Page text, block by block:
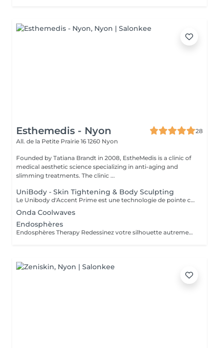
Esthemedis - Nyon
28
All. de la Petite Prairie 16 1260 Nyon
Founded by Tatiana Brandt in 2008, EstheMedis is a clinic of
medical aesthetic science specializing in anti-aging and
slimming treatments. The clinic ...
UniBody - Skin Tightening & Body Sculpting
Le Unibody d'Accent Prime est une technologie de pointe conçue spécifiquement pour le traitement du relâchement cutané du corps. Grâce à une tête exclusive Unibody, ce dispositif utilise la radiofréquence unipolaire pour stimuler en profondeur la production de collagène. Ce traitement cible efficacement les bras, le ventre, les cuisses, les fesses et toutes les zones où la peau tend à se relâcher, afin de raffermir et tonifier visiblement l'aspect cutané. Effets visibles et durables : Rétraction immédiate des fibres de collagène pour une peau plus ferme Activation des fibroblastes pour un raffermissement progressif et durable Séance rapide, confortable et sans éviction sociale Idéal pour celles et ceux qui souhaitent retrouver une peau plus tonique et lisse, sans chirurgie ni injections.
Onda Coolwaves
Endosphères
Endosphères Therapy Redessinez votre silhouette autrement Et si votre corps retrouvait légèreté, tonicité et harmonie sans effort brutal ? L'Endosphères Therapy repose sur une technologie brevetée unique : 55 sphères qui viennent stimuler les tissus en profondeur, avec un mouvement fluide, rythmé et parfaitement maîtrisé. Contrairement aux drainages classiques ou aux techniques manuelles, ici tout est plus précis, plus régulier et surtout plus profond. La machine travaille là où la main ne peut pas aller seule, pour relancer la circulation, lisser la peau et réveiller les tissus en douceur. Dès les premières séances, on ressent cette sensation de jambes plus légères, de peau plus lisse, de corps comme décongestionné. Ce que vous allez observer : Une peau plus lisse, plus uniforme Des tissus plus fermes Une sensation de légèreté immédiate Un corps qui se redessine progressivement Durée : 60 à 90 minutes Chaque séance est entièrement adaptée à vous. Ici, on ne compte pas le temps : on prend le temps nécessaire pour bien faire. Tarif : 300 CHF Un soin complet, pensé pour vous accompagner du début à la fin, avec exigence, précision et résultats.